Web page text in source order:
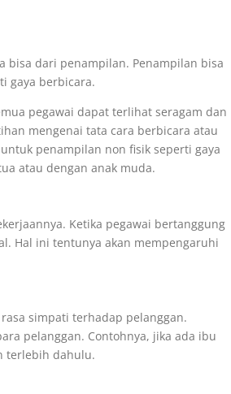
bisa dari penampilan. Penampilan bisa
gaya berbicara.
pegawai dapat terlihat seragam dan
mengenai tata cara berbicara atau
penampilan non fisik seperti gaya
atau dengan anak muda.
Ketika pegawai bertanggung
Hal ini tentunya akan mempengaruhi
simpati terhadap pelanggan.
pelanggan. Contohnya, jika ada ibu
terlebih dahulu.